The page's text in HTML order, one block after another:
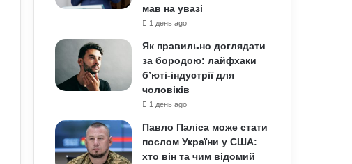
мав на увазі
1 день ago
Як правильно доглядати
за бородою: лайфхаки
б’юті-індустрії для
чоловіків
1 день ago
Павло Паліса може стати
послом України у США:
хто він та чим відомий